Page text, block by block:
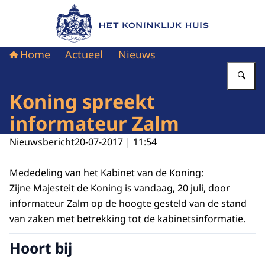
Naar de homepage van Het Koninklijk Huis
Home Actueel Nieuws
Koning spreekt
informateur Zalm
Nieuwsbericht20-07-2017 | 11:54
Mededeling van het Kabinet van de Koning:
Zijne Majesteit de Koning is vandaag, 20 juli, door
informateur Zalm op de hoogte gesteld van de stand
van zaken met betrekking tot de kabinetsinformatie.
Hoort bij